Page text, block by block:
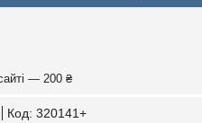
— 200 ₴
Код: 320141+